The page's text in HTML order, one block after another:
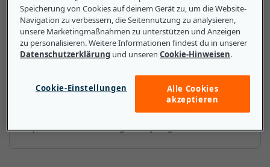
Unternehmen über CSO (Chief
Sales Officer) wissen
Ein Chief Sales Officer ist die ranghöchste
soll die Arbeitsbelastung des CEO verringern. In sehr
kleinen Unternehmen kann der CEO als CSO
fungieren, bis die Organisation so groß ist, dass eine
separate CSO-Position gerechtfertigt ist.
Speicherung von Cookies auf deinem Gerät zu, um die Website-
Navigation zu verbessern, die Seitennutzung zu analysieren,
unsere Marketingmaßnahmen zu unterstützen und Anzeigen
zu personalisieren. Weitere Informationen findest du in unserer
Datenschutzerklärung und unserenCookie-Hinweisen.
Cookie-Einstellungen
Alle Cookies
akzeptieren